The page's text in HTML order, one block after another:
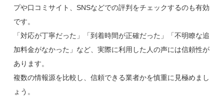
プや口コミサイト、SNSなどでの評判をチェックするのも有効
です。
「対応が丁寧だった」「到着時間が正確だった」「不明瞭な追
加料金がなかった」など、実際に利用した人の声には信頼性が
あります。
複数の情報源を比較し、信頼できる業者かを慎重に見極めまし
ょう。